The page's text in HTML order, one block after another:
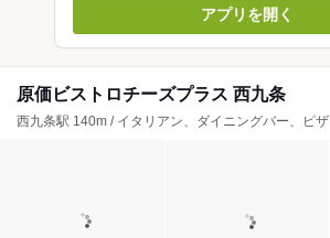
アプリを開く
原価ビストロチーズプラス 西九条
西九条駅 140m / イタリアン、ダイニングバー、ピザ